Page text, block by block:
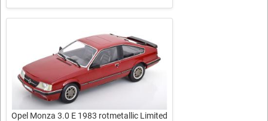
Opel Monza 3.0 E 1983 rotmetallic Limited